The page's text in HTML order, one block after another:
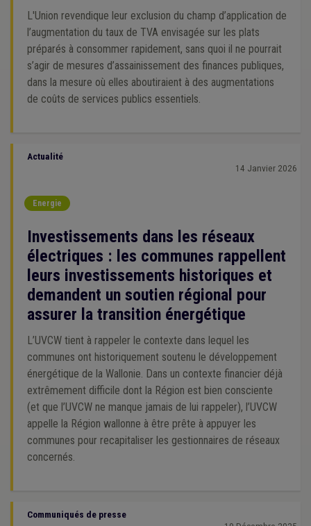
L'Union revendique leur exclusion du champ d’application de
l’augmentation du taux de TVA envisagée sur les plats
préparés à consommer rapidement, sans quoi il ne pourrait
s’agir de mesures d’assainissement des finances publiques,
dans la mesure où elles aboutiraient à des augmentations
de coûts de services publics essentiels.
Actualité
14 Janvier 2026
Energie
Investissements dans les réseaux
électriques : les communes rappellent
leurs investissements historiques et
demandent un soutien régional pour
assurer la transition énergétique
L’UVCW tient à rappeler le contexte dans lequel les
communes ont historiquement soutenu le développement
énergétique de la Wallonie. Dans un contexte financier déjà
extrêmement difficile dont la Région est bien consciente
(et que l’UVCW ne manque jamais de lui rappeler), l’UVCW
appelle la Région wallonne à être prête à appuyer les
communes pour recapitaliser les gestionnaires de réseaux
concernés.
Communiqués de presse